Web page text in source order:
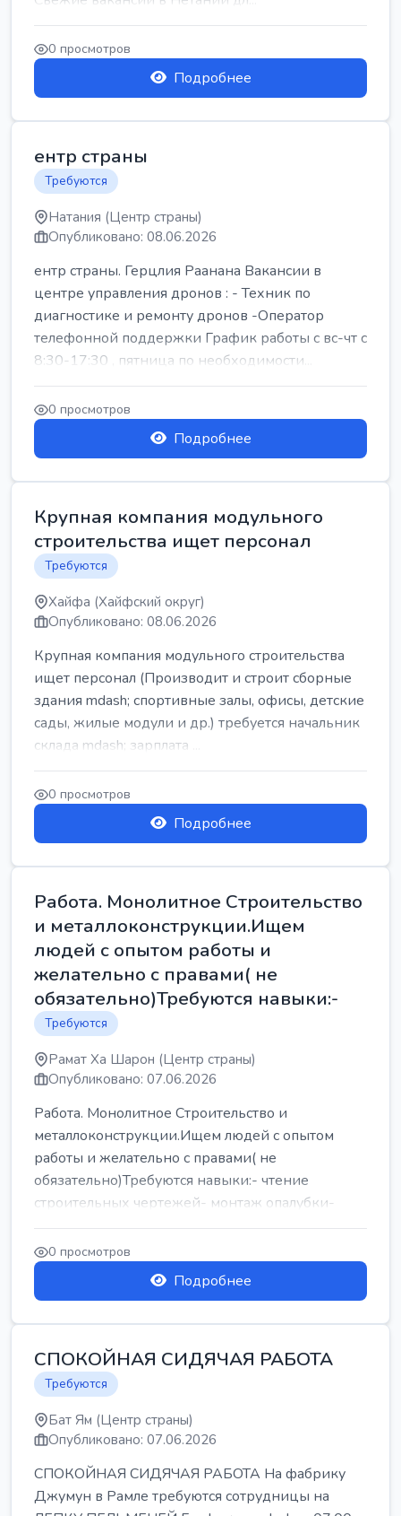
0 просмотров
Подробнее
ентр страны
Требуются
Натания (Центр страны)
Опубликовано: 08.06.2026
ентр страны. Герцлия Раанана Вакансии в
центре управления дронов : - Техник по
диагностике и ремонту дронов -Оператор
телефонной поддержки График работы с вс-чт с
8:30-17:30 , пятница по необходимости...
0 просмотров
Подробнее
Крупная компания модульного
строительства ищет персонал
Требуются
Хайфа (Хайфский округ)
Опубликовано: 08.06.2026
Крупная компания модульного строительства
ищет персонал (Производит и строит сборные
здания mdash; спортивные залы, офисы, детские
сады, жилые модули и др.) требуется начальник
склада mdash; зарплата ...
0 просмотров
Подробнее
Работа. Монолитное Строительство
и металлоконструкции.Ищем
людей с опытом работы и
желательно с правами( не
обязательно)Требуются навыки:-
Требуются
Рамат Ха Шарон (Центр страны)
Опубликовано: 07.06.2026
Работа. Монолитное Строительство и
металлоконструкции.Ищем людей с опытом
работы и желательно с правами( не
обязательно)Требуются навыки:- чтение
строительных чертежей- монтаж опалубки-
армокаркасыОпл...
0 просмотров
Подробнее
СПОКОЙНАЯ СИДЯЧАЯ РАБОТА
Требуются
Бат Ям (Центр страны)
Опубликовано: 07.06.2026
СПОКОЙНАЯ СИДЯЧАЯ РАБОТА На фабрику
Джумун в Рамле требуются сотрудницы на